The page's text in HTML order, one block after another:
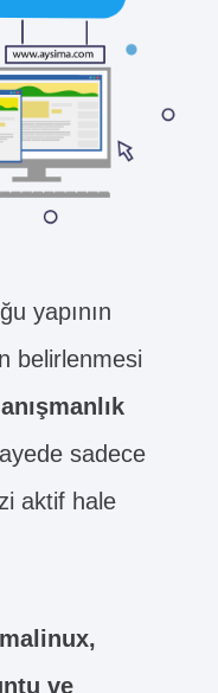
yapının
belirlenmesi
sadece
aktif hale
ve